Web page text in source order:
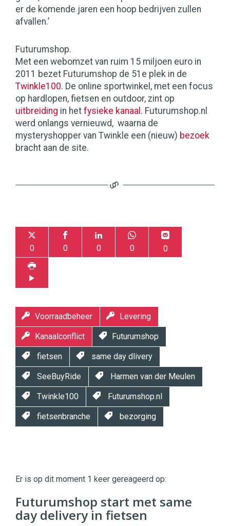
er de komende jaren een hoop bedrijven zullen
afvallen.’
Futurumshop.
Met een webomzet van ruim 15 miljoen euro in
2011 bezet Futurumshop de 51e plek in de
Twinkle100. De online sportwinkel, met een focus
op hardlopen, fietsen en outdoor, zint op
uitbreiding in het fysieke kanaal . Futurumshop.nl
werd onlangs vernieuwd, waarna de
mysteryshopper van Twinkle een (nieuw) bezoek
bracht aan de site.
0 0 0 0 0
Voorraadbeheer Levering
Kanaalconflict Futurumshop
fietsen same day dlivery
SeeBuyRide Harmen van der Meulen
Twinkle100 Futurumshop.nl
fietsenbranche bezorging
|
Digital
Commercehttps://twinklemagazine.nl
9654
Er is op dit moment 1 keer gereageerd op:
Futurumshop start met same
day delivery in fietsen